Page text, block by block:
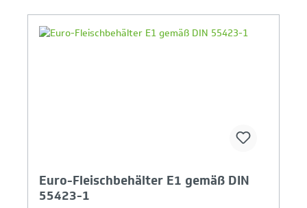
Ihr Produktvergleich ist voll
Euro-Fleischbehälter E1 gemäß DIN
55423-1